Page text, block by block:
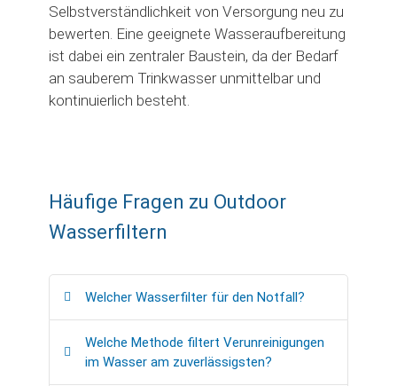
Selbstverständlichkeit von Versorgung neu zu
bewerten. Eine geeignete Wasseraufbereitung
ist dabei ein zentraler Baustein, da der Bedarf
an sauberem Trinkwasser unmittelbar und
kontinuierlich besteht.
Häufige Fragen zu Outdoor
Wasserfiltern
Welcher Wasserfilter für den Notfall?
Welche Methode filtert Verunreinigungen
im Wasser am zuverlässigsten?